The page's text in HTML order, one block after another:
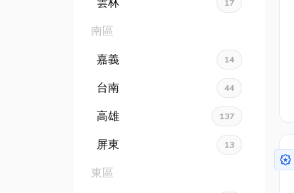
17
南區
嘉義
14
台南 44
高雄 137
屏東 13
東區
award_star